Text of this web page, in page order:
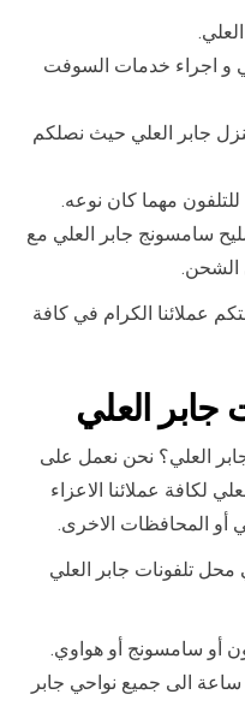
و اجراء خدمات السوفت
جابر العلي حيث نصلكم
مهما كان نوعه.
سامسونج جابر العلي مع
الشحن.
عملائنا الكرام في كافة
العلي
العلي؟ نحن نعمل على
لكافة عملائنا الاعزاء
أو المحافظات الاخرى.
تلفونات جابر العلي
أو سامسونج أو هواوي.
نؤمن محل تلفونات توصيل 24 ساعة الى جميع نواحي جابر